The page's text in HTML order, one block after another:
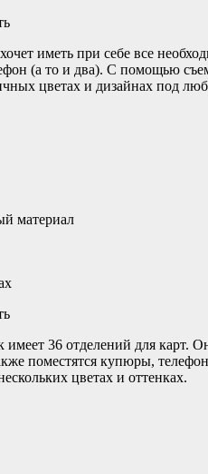
иметь при себе все
(а то и два). С помощью
цветах и дизайнах под
материал
36 отделений для карт.
поместятся купюры,
цветах и оттенках.